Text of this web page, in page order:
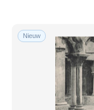
Nieuw